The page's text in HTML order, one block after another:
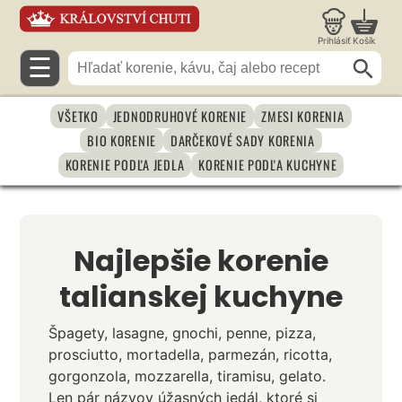
Prihlásiť Košík
☰
VŠETKO JEDNODRUHOVÉ KORENIE
ZMESI KORENIA
BIO KORENIE
DARČEKOVÉ SADY KORENIA
KORENIE PODĽA JEDLA
KORENIE PODĽA KUCHYNE
Najlepšie korenie
talianskej kuchyne
Špagety, lasagne, gnochi, penne, pizza,
prosciutto, mortadella, parmezán, ricotta,
gorgonzola, mozzarella, tiramisu, gelato.
Len pár názvov úžasných jedál, ktoré si